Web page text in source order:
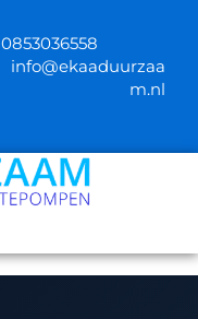
‪0853036558
info@ekaaduurzaa
m.nl